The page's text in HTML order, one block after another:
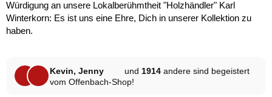
Würdigung an unsere Lokalberühmtheit "Holzhändler" Karl
Winterkorn: Es ist uns eine Ehre, Dich in unserer Kollektion zu
haben.
Kevin, Jenny und 1914 andere sind begeistert
vom Offenbach-Shop!